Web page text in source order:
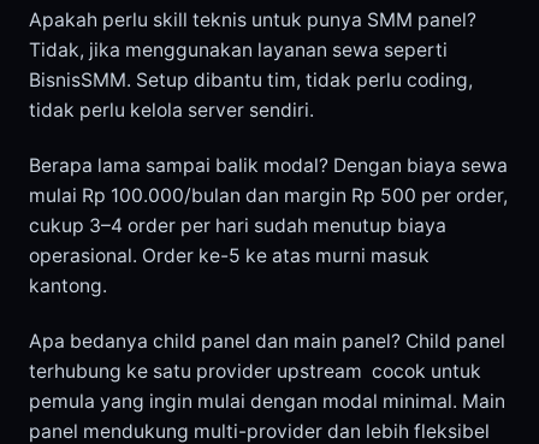
Apakah perlu skill teknis untuk punya SMM panel?
Tidak, jika menggunakan layanan sewa seperti
BisnisSMM. Setup dibantu tim, tidak perlu coding,
tidak perlu kelola server sendiri.
Berapa lama sampai balik modal? Dengan biaya sewa
mulai Rp 100.000/bulan dan margin Rp 500 per order,
cukup 3–4 order per hari sudah menutup biaya
operasional. Order ke-5 ke atas murni masuk
kantong.
Apa bedanya child panel dan main panel? Child panel
terhubung ke satu provider upstream cocok untuk
pemula yang ingin mulai dengan modal minimal. Main
panel mendukung multi-provider dan lebih fleksibel